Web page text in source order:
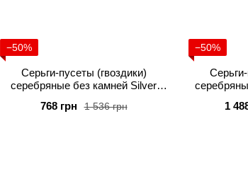
−50%
Серьги-пусеты (гвоздики)
серебряные без камней Silver
sku:2300104234430)
1 536 грн
768 грн
−50%
1